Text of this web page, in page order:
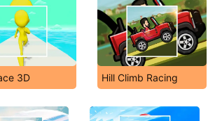
3D Hill Climb Racing